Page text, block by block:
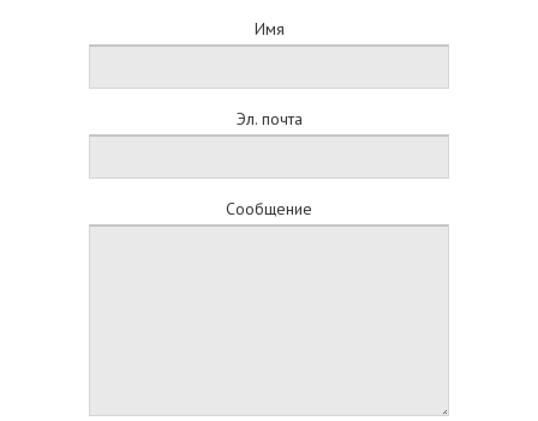
Имя
Эл. почта
Сообщение